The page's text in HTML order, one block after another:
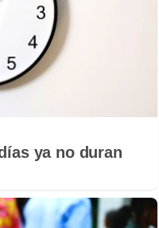
ya no duran